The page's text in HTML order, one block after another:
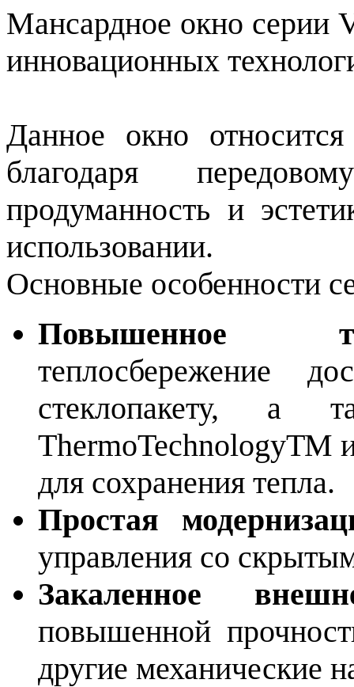
Мансардное окно серии
инновационных
Данное окно
благодаря
продуманность и
использовании.
Основные особенности
Повышенное
теплосбережение
стеклопакету, а
ThermoTechnologyТМ
для сохранения тепла.
Простая
управления со
Закаленное
повышенной
другие механические